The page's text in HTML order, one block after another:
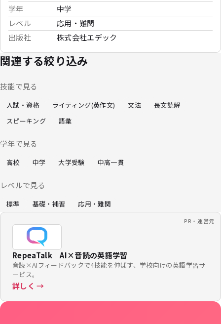
学年
中学
レベル
応用・難関
出版社
株式会社エデック
関連する絞り込み
技能で見る
入試・資格 ライティング(英作文) 文法
長文読解
スピーキング
語彙
学年で見る
高校 中学 大学受験 中高一貫
レベルで見る
標準 基礎・補習 応用・難関
PR・運営元
RepeaTalk｜AI×音読の英語学習
音読×AIフィードバックで4技能を伸ばす、学校向けの英語学習サ
ービス。
詳しく →